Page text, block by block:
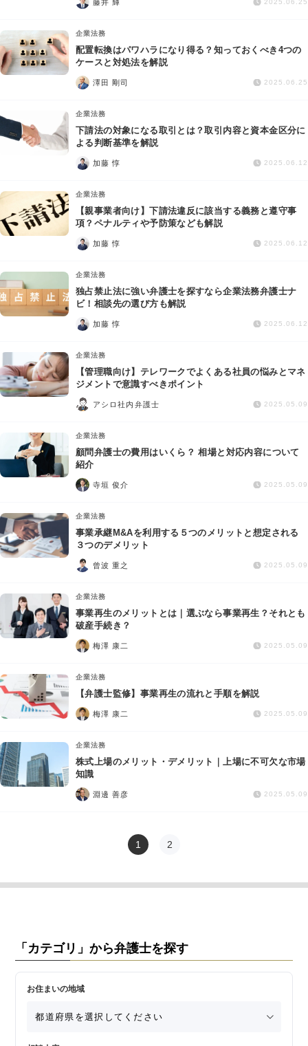
資金調達
企業法務
藤井 輝 2025.06.25
企業法務
配置転換はパワハラになり得る？知っておくべき4つの
ケースと対処法を解説
澤田 剛司 2025.06.25
企業法務
下請法の対象になる取引とは？取引内容と資本金区分に
よる判断基準を解説
加藤 惇 2025.06.12
企業法務
【親事業者向け】下請法違反に該当する義務と遵守事
項？ペナルティや予防策なども解説
加藤 惇 2025.06.12
企業法務
独占禁止法に強い弁護士を探すなら企業法務弁護士ナ
ビ！相談先の選び方も解説
加藤 惇 2025.06.12
企業法務
【管理職向け】テレワークでよくある社員の悩みとマネ
ジメントで意識すべきポイント
アシロ社内弁護士 2025.05.09
企業法務
顧問弁護士の費用はいくら？ 相場と対応内容について
紹介
寺垣 俊介 2025.05.09
企業法務
事業承継M&Aを利用する５つのメリットと想定される
３つのデメリット
曾波 重之 2025.05.09
企業法務
事業再生のメリットとは｜選ぶなら事業再生？それとも
破産手続き？
梅澤 康二 2025.05.09
企業法務
【弁護士監修】事業再生の流れと手順を解説
梅澤 康二 2025.05.09
企業法務
株式上場のメリット・デメリット｜上場に不可欠な市場
知識
淵邊 善彦 2025.05.09
1 2
「カテゴリ」から弁護士を探す
お住まいの地域